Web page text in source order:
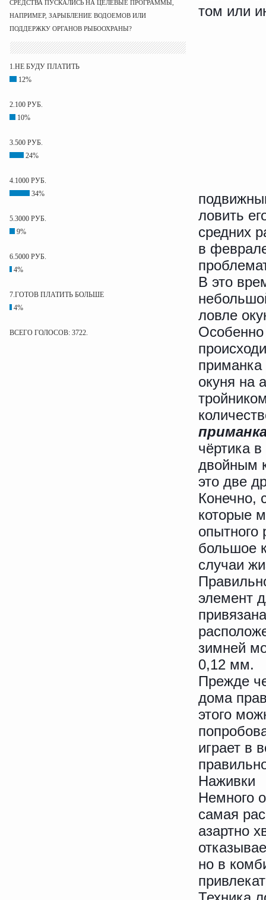
СРЕДСТВА ПУСКАЛИСЬ НА ЦЕЛЕВЫЕ ПРОГРАММЫ,
НАПРИМЕР, ЗАРЫБЛЕНИЕ ВОДОЕМОВ ИЛИ
ПОДДЕРЖКУ ОРГАНОВ РЫБООХРАНЫ?
1.НЕ БУДУ ПЛАТИТЬ
12%
2.100 РУБ.
10%
3.500 РУБ.
24%
4.1000 РУБ.
34%
5.3000 РУБ.
9%
6.5000 РУБ.
4%
7.ГОТОВ ПЛАТИТЬ БОЛЬШЕ
4%
ВСЕГО ГОЛОСОВ: 3722.
том или
ловить
средних
в
В это
ловле
Особенно
приманка
окуня на
чёртика
двойным
это две
Конечно,
которые
опытного
большое
случаи
элемент
зимней
0,12 мм.
Прежде
дома
этого
играет в
Наживки
Немного
самая
азартно
но в